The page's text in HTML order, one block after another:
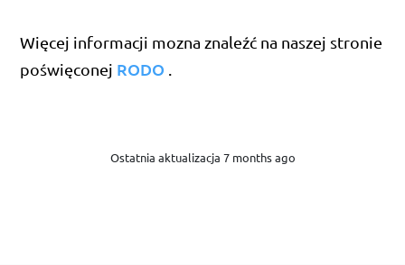
Więcej informacji mozna znaleźć na naszej stronie
poświęconej RODO
Ostatnia aktualizacja 7 months ago